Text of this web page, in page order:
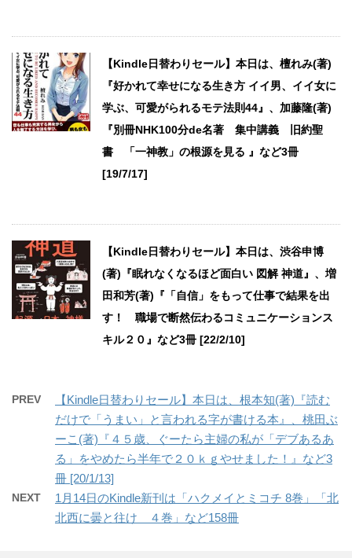
【Kindle日替わりセール】本日は、檀れみ(著)
『好かれて幸せになる生き方 イイ男、イイ女に
学ぶ、可愛がられるモテ法則44』、加藤隆(著)
『別冊NHK100分de名著 集中講義 旧約聖
書 「一神教」の根源を見る 』など3冊
[19/7/17]
【Kindle日替わりセール】本日は、渋谷申博
(著)『眠れなくなるほど面白い 図解 神道』、増
田和芳(著)『「自信」をもって仕事で結果を出
す！ 職場で断然伝わるコミュニケーションス
キル２０』など3冊 [22/2/10]
PREV
【Kindle日替わりセール】本日は、根本知(著)『読む
だけで「うまい」と言われる字が書ける本』、桃田ぶ
ーこ(著)『４５歳、ぐーたら主婦の私が「デブあるあ
る」をやめたら半年で２０ｋｇやせました！』など3
冊 [20/1/13]
NEXT
1月14日のKindle新刊は「ハクメイとミコチ 8巻」「北
北西に曇と往け ４巻」など158冊